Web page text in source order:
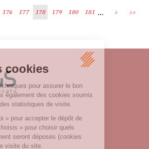
176 177 178 179 180 181 ... > >>